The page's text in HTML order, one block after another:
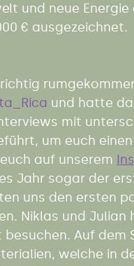
und neue
€ ausgezeichnet.
und hatte
mit
um euch
auf unserem
Jahr sogar der
uns den ersten
Niklas und
besuchen. Auf
welche in